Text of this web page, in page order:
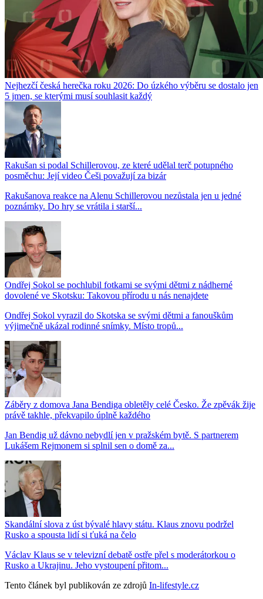
Nejhezčí česká herečka roku 2026: Do úzkého výběru se dostalo jen
5 jmen, se kterými musí souhlasit každý
Rakušan si podal Schillerovou, ze které udělal terč potupného
posměchu: Její video Češi považují za bizár
Rakušanova reakce na Alenu Schillerovou nezůstala jen u jedné
poznámky. Do hry se vrátila i starší...
Ondřej Sokol se pochlubil fotkami se svými dětmi z nádherné
dovolené ve Skotsku: Takovou přírodu u nás nenajdete
Ondřej Sokol vyrazil do Skotska se svými dětmi a fanouškům
výjimečně ukázal rodinné snímky. Místo tropů...
Záběry z domova Jana Bendiga obletěly celé Česko. Že zpěvák žije
právě takhle, překvapilo úplně každého
Jan Bendig už dávno nebydlí jen v pražském bytě. S partnerem
Lukášem Rejmonem si splnil sen o domě za...
Skandální slova z úst bývalé hlavy státu. Klaus znovu podržel
Rusko a spousta lidí si ťuká na čelo
Václav Klaus se v televizní debatě ostře přel s moderátorkou o
Rusko a Ukrajinu. Jeho vystoupení přitom...
Tento článek byl publikován ze zdrojů In-lifestyle.cz